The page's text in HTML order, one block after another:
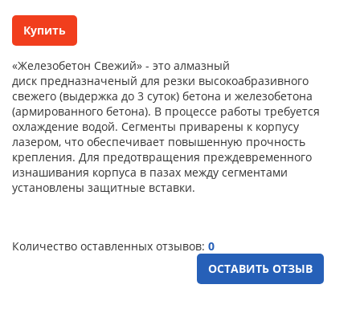
Купить
«Железобетон Свежий» - это алмазный
диск предназначеный для резки высокоабразивного
свежего (выдержка до 3 суток) бетона и железобетона
(армированного бетона). В процессе работы требуется
охлаждение водой. Cегменты приварены к корпусу
лазером, что обеспечивает повышенную прочность
крепления. Для предотвращения преждевременного
изнашивания корпуса в пазах между сегментами
установлены защитные вставки.
Количество оставленных отзывов: 0
ОСТАВИТЬ ОТЗЫВ